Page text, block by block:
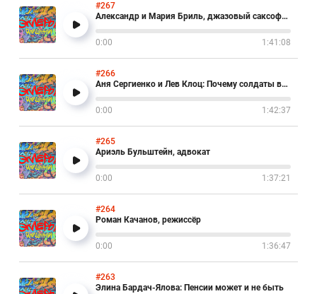
#267
Александр и Мария Бриль, джазовый саксофонист и певица
0:00 1:41:08
#266
Аня Сергиенко и Лев Клоц: Почему солдаты выбирают смерть?
0:00 1:42:37
#265
Ариэль Бульштейн, адвокат
0:00 1:37:21
#264
Роман Качанов, режиссёр
0:00 1:36:47
#263
Элина Бардач-Ялова: Пенсии может и не быть